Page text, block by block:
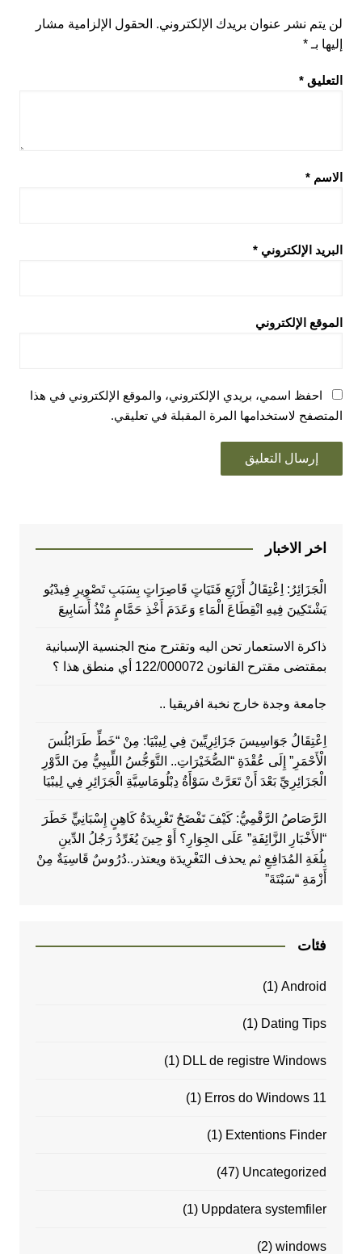
لن يتم نشر عنوان بريدك الإلكتروني. الحقول الإلزامية مشار
إليها بـ *
التعليق *
الاسم *
البريد الإلكتروني *
الموقع الإلكتروني
احفظ اسمي، بريدي الإلكتروني، والموقع الإلكتروني في هذا
المتصفح لاستخدامها المرة المقبلة في تعليقي.
اخر الاخبار
الْجَزَائِرُ: اِعْتِقَالُ أَرْبَعِ فَتَيَاتٍ قَاصِرَاتٍ بِسَبَبِ تَصْوِيرِ فِيدْيُو
يَشْتَكِينَ فِيهِ انْقِطَاعَ الْمَاءِ وَعَدَمَ أَخْذِ حَمَّامٍ مُنْذُ أَسَابِيعَ
ذاكرة الاستعمار تحن اليه وتقترح منح الجنسية الإسبانية
بمقتضى مقترح القانون 122/000072 أي منطق هذا ؟
جامعة وجدة خارج نخبة افريقيا ..
اِعْتِقَالُ جَوَاسِيسَ جَزَائِرِيِّينَ فِي لِيبْيَا: مِنْ “خَطِّ طَرَابُلُسَ
الْأَحْمَرِ” إِلَى عُقْدَةِ “الصُّخَيْرَاتِ.. التَّوَجُّسُ اللِّيبِيُّ مِنَ الدَّوْرِ
الْجَزَائِرِيِّ بَعْدَ أَنْ تَعَرَّتْ سَوْأَةُ دِبْلُومَاسِيَّةِ الْجَزَائِرِ فِي لِيبْيَا
الرَّصَاصُ الرَّقْمِيُّ: كَيْفَ تَفْضَحُ تَغْرِيدَةُ كَاهِنٍ إِسْبَانِيٍّ خَطَرَ
“الأَخْبَارِ الزَّائِفَةِ” عَلَى الجِوَارِ؟ أَوْ حِينَ يُغَرِّدُ رَجُلُ الدِّينِ
بِلُغَةِ المُدَافِعِ ثم يحذف التَغْرِيدَة ويعتذر..دُرُوسٌ قَاسِيَةٌ مِنْ
أَزْمَةِ “سَبْتَةَ”
فئات
Android
(1)
Dating Tips
(1)
DLL de registre Windows
(1)
Erros do Windows 11
(1)
Extentions Finder
(1)
Uncategorized
(47)
Uppdatera systemfiler
(1)
windows
(2)